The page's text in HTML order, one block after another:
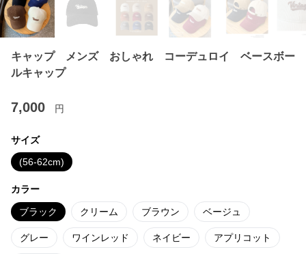
キャップ メンズ おしゃれ コーデュロイ ベースボー
ルキャップ
7,000 円
サイズ
(56-62cm)
カラー
ブラック クリーム ブラウン ベージュ
グレー ワインレッド ネイビー アプリコット